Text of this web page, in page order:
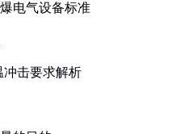
电气设备标准
冲击要求解析